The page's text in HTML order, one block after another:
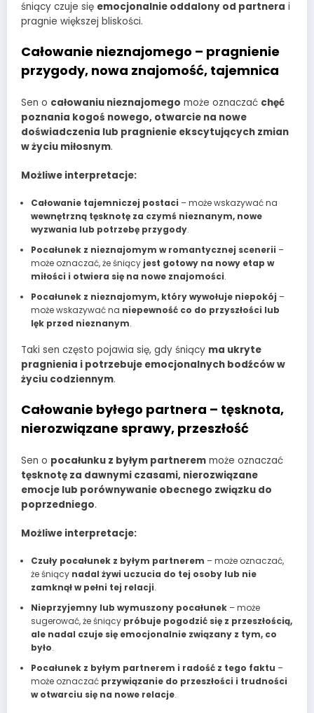
śniący czuje się emocjonalnie oddalony od partnera i
pragnie większej bliskości.
Całowanie nieznajomego – pragnienie
przygody, nowa znajomość, tajemnica
Sen o całowaniu nieznajomego może oznaczać chęć
poznania kogoś nowego, otwarcie na nowe
doświadczenia lub pragnienie ekscytujących zmian
w życiu miłosnym.
Możliwe interpretacje:
Całowanie tajemniczej postaci – może wskazywać na
wewnętrzną tęsknotę za czymś nieznanym, nowe
wyzwania lub potrzebę przygody.
Pocałunek z nieznajomym w romantycznej scenerii –
może oznaczać, że śniący jest gotowy na nowy etap w
miłości i otwiera się na nowe znajomości.
Pocałunek z nieznajomym, który wywołuje niepokój –
może wskazywać na niepewność co do przyszłości lub
lęk przed nieznanym.
Taki sen często pojawia się, gdy śniący ma ukryte
pragnienia i potrzebuje emocjonalnych bodźców w
życiu codziennym.
Całowanie byłego partnera – tęsknota,
nierozwiązane sprawy, przeszłość
Sen o pocałunku z byłym partnerem może oznaczać
tęsknotę za dawnymi czasami, nierozwiązane
emocje lub porównywanie obecnego związku do
poprzedniego.
Możliwe interpretacje:
Czuły pocałunek z byłym partnerem – może oznaczać,
że śniący nadal żywi uczucia do tej osoby lub nie
zamknął w pełni tej relacji.
Nieprzyjemny lub wymuszony pocałunek– może
sugerować, że śniący próbuje pogodzić się z przeszłością,
ale nadal czuje się emocjonalnie związany z tym, co
było.
Pocałunek z byłym partnerem i radość z tego faktu –
może oznaczać przywiązanie do przeszłości i trudności
w otwarciu się na nowe relacje.